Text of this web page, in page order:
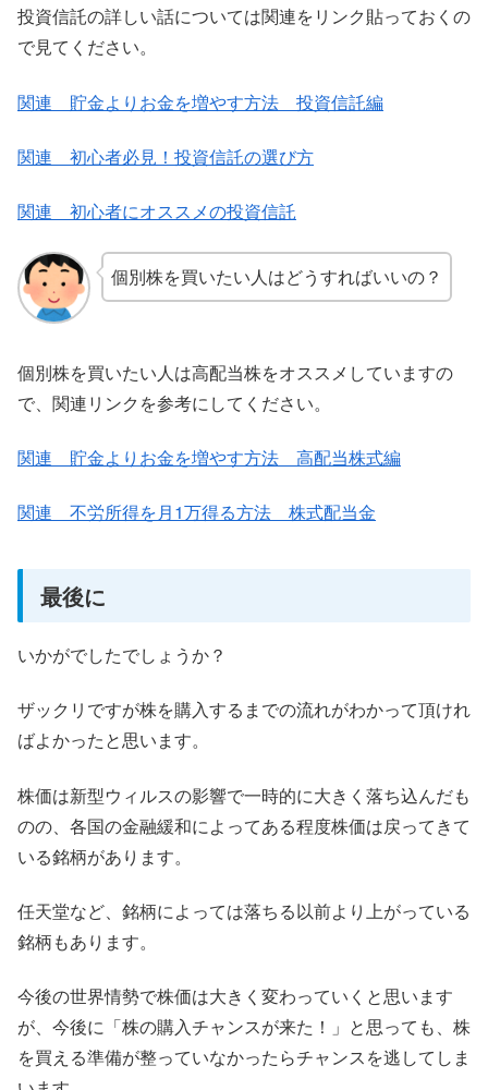
投資信託の詳しい話については関連をリンク貼っておくの
で見てください。
関連 貯金よりお金を増やす方法 投資信託編
関連 初心者必見！投資信託の選び方
関連 初心者にオススメの投資信託
個別株を買いたい人はどうすればいいの？
個別株を買いたい人は高配当株をオススメしていますの
で、関連リンクを参考にしてください。
関連 貯金よりお金を増やす方法 高配当株式編
関連 不労所得を月1万得る方法 株式配当金
最後に
いかがでしたでしょうか？
ザックリですが株を購入するまでの流れがわかって頂けれ
ばよかったと思います。
株価は新型ウィルスの影響で一時的に大きく落ち込んだも
のの、各国の金融緩和によってある程度株価は戻ってきて
いる銘柄があります。
任天堂など、銘柄によっては落ちる以前より上がっている
銘柄もあります。
今後の世界情勢で株価は大きく変わっていくと思います
が、今後に「株の購入チャンスが来た！」と思っても、株
を買える準備が整っていなかったらチャンスを逃してしま